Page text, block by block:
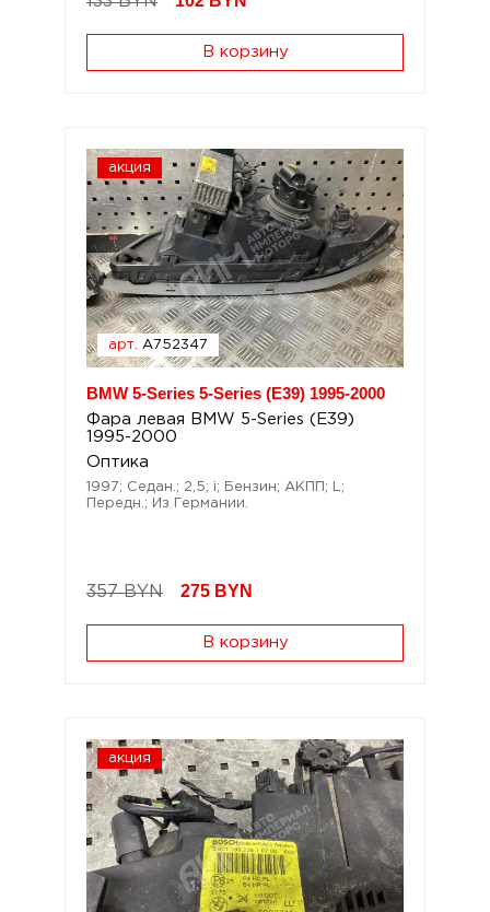
В корзину
акция
арт. A752347
BMW 5-Series 5-Series (E39) 1995-2000
Фара левая BMW 5-Series (E39)
1995-2000
Оптика
1997; Седан.; 2,5; i; Бензин; АКПП; L;
Передн.; Из Германии.
357 BYN 275 BYN
В корзину
акция